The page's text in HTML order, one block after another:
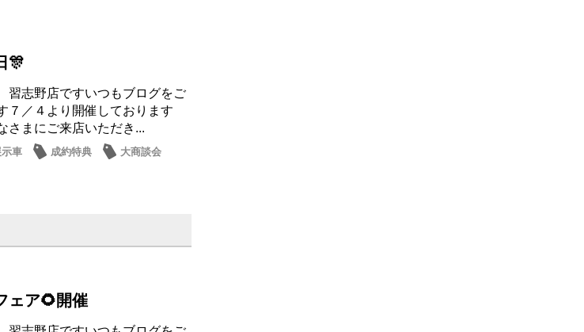
🎊
志野店ですいつもブログをご
７／４より開催しております
さまにご来店いただき...
車 成約特典
大商談会
ェア🌻開催